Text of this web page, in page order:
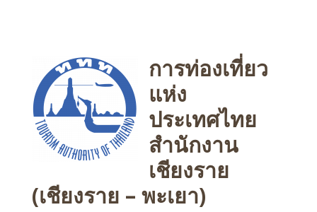
การท่องเที่ยว
แห่ง
ประเทศไทย
สำนักงาน
เชียงราย
(เชียงราย – พะเยา)